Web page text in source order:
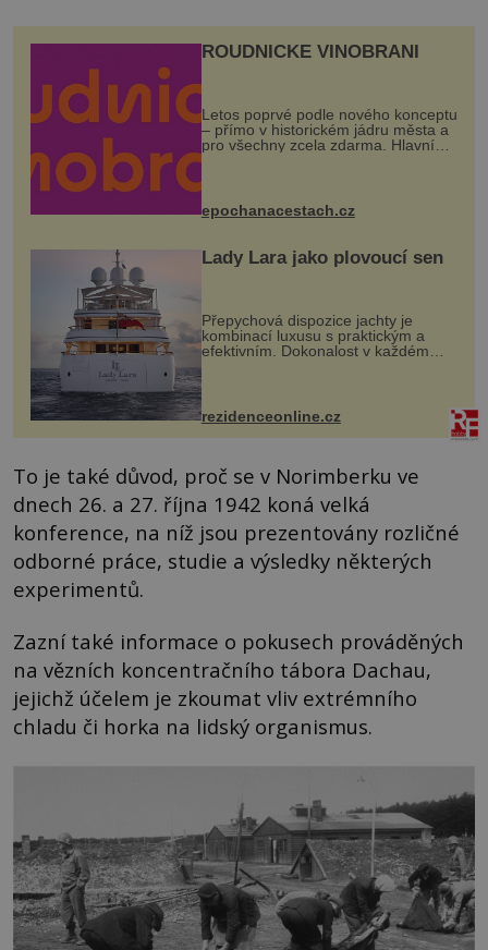
ROUDNICKÉ VINOBRANÍ
Letos poprvé podle nového konceptu
– přímo v historickém jádru města a
pro všechny zcela zdarma. Hlavní
program se odehraje na Karlově a
mohou těšit na víno, burčák, pes...
epochanacestach.cz
Lady Lara jako plovoucí sen
Přepychová dispozice jachty je
kombinací luxusu s praktickým a
efektivním. Dokonalost v každém
detailu představuje značka Fendi
Casa, kterou byly vybaveny její
paluby. Monacký přístav nabízí
každoročn...
rezidenceonline.cz
To je také důvod, proč se v Norimberku ve
dnech 26. a 27. října 1942 koná velká
konference, na níž jsou prezentovány rozličné
odborné práce, studie a výsledky některých
experimentů.
Zazní také informace o pokusech prováděných
na vězních koncentračního tábora Dachau,
jejichž účelem je zkoumat vliv extrémního
chladu či horka na lidský organismus.